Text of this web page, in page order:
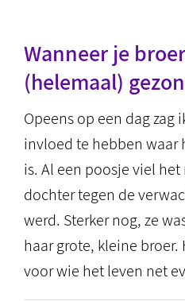
Wanneer je
(helemaal)
Opeens op een dag zag
invloed te hebben waar
is. Al een poosje viel
dochter tegen de
werd. Sterker nog, ze
haar grote, kleine
voor wie het leven net